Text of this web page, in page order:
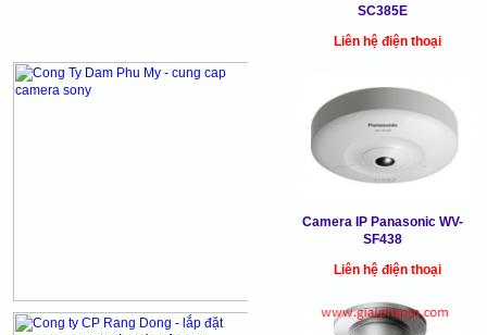
SC385E
Liên hệ điện thoại
Camera IP Panasonic WV-
SF438
Liên hệ điện thoại